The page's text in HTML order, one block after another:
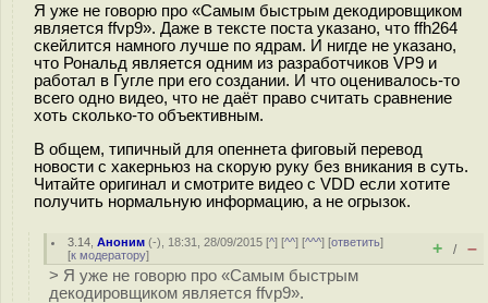
Я уже не говорю про «Самым быстрым декодировщиком
является ffvp9». Даже в тексте поста указано, что ffh264
скейлится намного лучше по ядрам. И нигде не указано,
что Рональд является одним из разработчиков VP9 и
работал в Гугле при его создании. И что оценивалось-то
всего одно видео, что не даёт право считать сравнение
хоть сколько-то объективным.
В общем, типичный для опеннета фиговый перевод
новости с хакерньюз на скорую руку без вникания в суть.
Читайте оригинал и смотрите видео с VDD если хотите
получить нормальную информацию, а не огрызок.
3.14 ,Аноним (-), 18:31, 28/09/2015 [^] [^^] [^^^] [ответить]
[к модератору] + / –
> Я уже не говорю про «Самым быстрым
декодировщиком является ffvp9».